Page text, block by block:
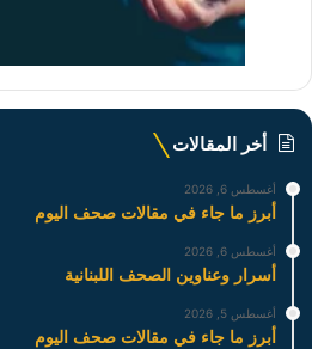
أخر المقالات
أغسطس 6, 2026
أبرز ما جاء في مقالات صحف اليوم
أغسطس 6, 2026
أسرار وعناوين الصحف اللبنانية
أغسطس 5, 2026
أبرز ما جاء في مقالات صحف اليوم